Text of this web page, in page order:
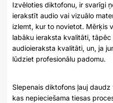
Izvēloties diktofonu, ir svarīgi
ierakstīt audio vai vizuālo
izlemt, kur to novietot. Mērķis
labāku ieraksta kvalitāti,
audioieraksta kvalitāti, un, ja
lūdziet profesionālu padomu.
Slepenais diktofons ļauj
kas nepieciešama tiesas